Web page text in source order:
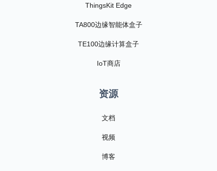
ThingsKit Edge
TA800边缘智能体盒子
TE100边缘计算盒子
IoT商店
资源
文档
视频
博客